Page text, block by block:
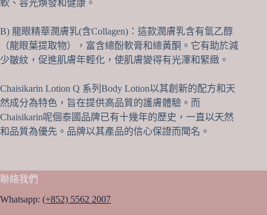
軟、容光煥發和健康。
B) 龍眼精華潤膚乳(含Collagen)：這款潤膚乳含有氫乙醇
（龍眼葉提取物），富含總酚軟膏和總黃酮。它有助於減
少皺紋，促進肌膚年輕化，使肌膚變得有光澤和緊緻。
Chaisikarin Lotion Q 系列Body Lotion以其創新的配方和天
然成分為特色，旨在提供高品質的護膚體驗。而
Chaisikarin呢個泰國品牌已有十幾年的歷史，一直以天然
和品質為優先。品牌以其產品的信心保證而聞名。
聯絡我們
Whatsapp: (+852) 5562 2007